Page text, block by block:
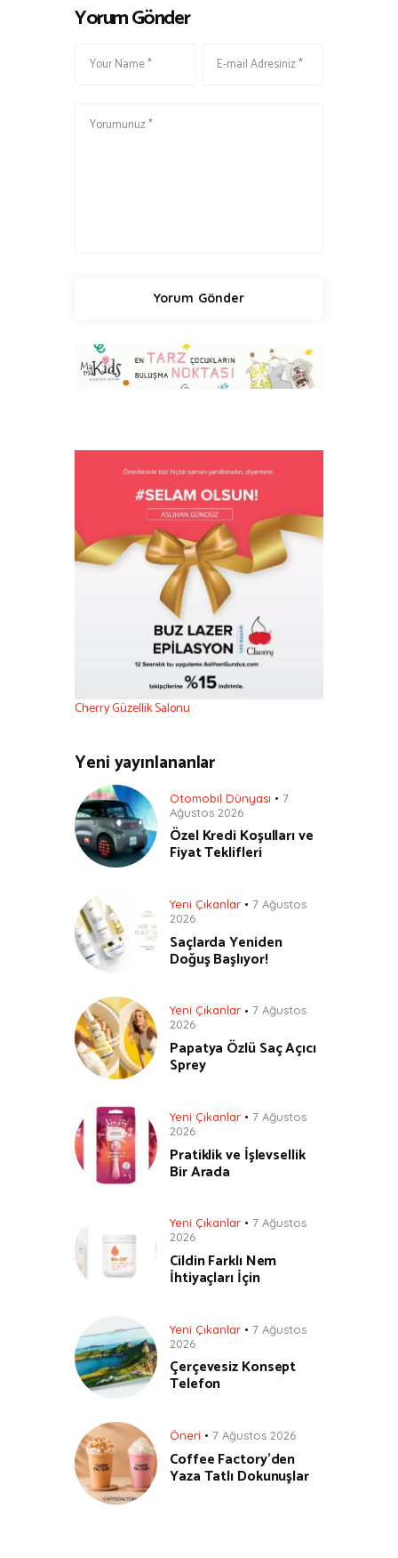
Yorum Gönder
Cherry Güzellik Salonu
Yeni yayınlananlar
Otomobil Dünyası
7
Ağustos 2026
Özel Kredi Koşulları ve
Fiyat Teklifleri
Yeni Çıkanlar
7 Ağustos
2026
Saçlarda Yeniden
Doğuş Başlıyor!
Yeni Çıkanlar
7 Ağustos
2026
Papatya Özlü Saç Açıcı
Sprey
Yeni Çıkanlar
7 Ağustos
2026
Pratiklik ve İşlevsellik
Bir Arada
Yeni Çıkanlar
7 Ağustos
2026
Cildin Farklı Nem
İhtiyaçları İçin
Yeni Çıkanlar
7 Ağustos
2026
Çerçevesiz Konsept
Telefon
Öneri 7 Ağustos 2026
Coffee Factory’den
Yaza Tatlı Dokunuşlar